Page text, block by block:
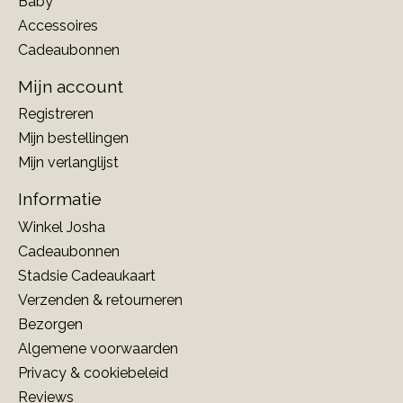
Accessoires
Cadeaubonnen
Mijn account
Registreren
Mijn bestellingen
Mijn verlanglijst
Informatie
Winkel Josha
Cadeaubonnen
Stadsie Cadeaukaart
Verzenden & retourneren
Bezorgen
Algemene voorwaarden
Privacy & cookiebeleid
Reviews